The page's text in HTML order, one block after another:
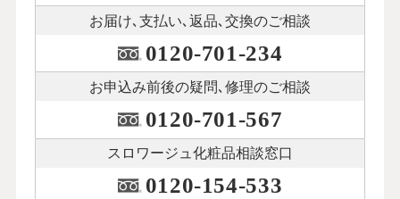
お届け､支払い､ 返品､交換のご相談
0120-701-234
お申込み前後の疑問､修理のご相談
0120-701-567
スロワージュ化粧品相談窓口
0120-154-533